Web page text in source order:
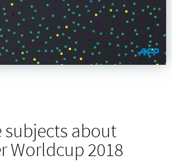
subjects about
Worldcup 2018